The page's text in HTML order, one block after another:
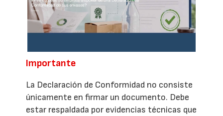
Importante
La Declaración de Conformidad no consiste
únicamente en firmar un documento. Debe
estar respaldada por evidencias técnicas que